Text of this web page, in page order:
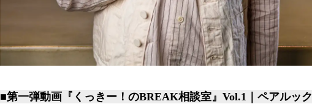
■第一弾動画『くっきー！のBREAK相談室』Vol.1｜ペアルック